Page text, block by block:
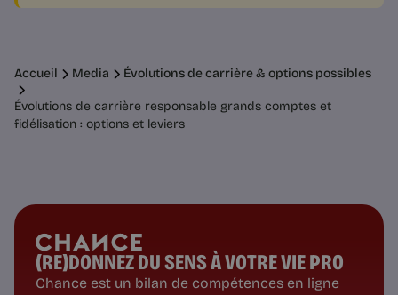
Accueil Media Évolutions de carrière & options possibles
Évolutions de carrière responsable grands comptes et
fidélisation : options et leviers
(RE)DONNEZ DU SENS À VOTRE VIE PRO
Chance est un bilan de compétences en ligne